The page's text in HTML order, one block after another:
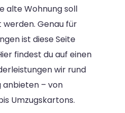
alte Wohnung soll
Genau für
ist diese Seite
findest du auf einen
wir rund
anbieten – von
Umzugskartons.